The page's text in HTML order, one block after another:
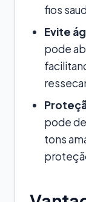
fios
Evite
pode
pode
tons